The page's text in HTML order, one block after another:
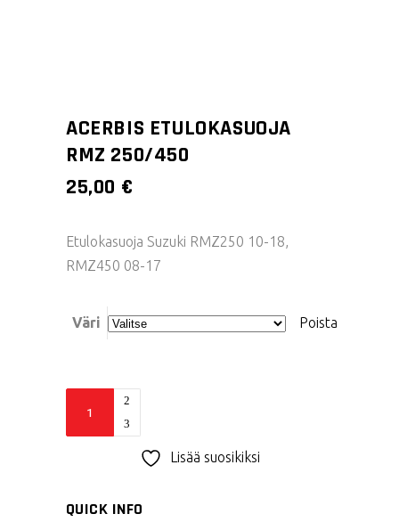
ACERBIS ETULOKASUOJA
RMZ 250/450
25,00 €
Etulokasuoja Suzuki RMZ250 10-18,
RMZ450 08-17
Väri Poista
etulokasuoja
Lisää suosikiksi
QUICK INFO